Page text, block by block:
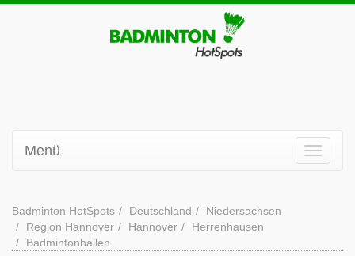
Menü
Badminton HotSpots Deutschland
Niedersachsen
Region Hannover
Hannover
Herrenhausen
Badmintonhallen